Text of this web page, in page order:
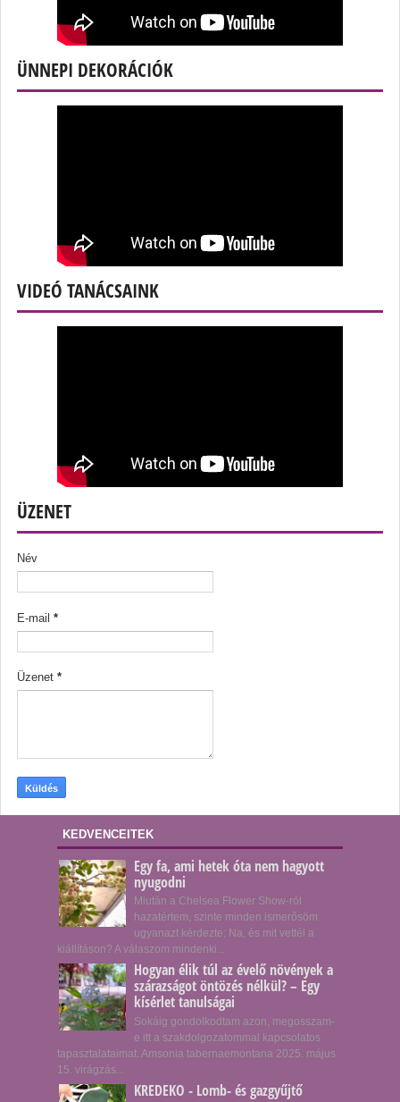
ÜNNEPI DEKORÁCIÓK
VIDEÓ TANÁCSAINK
ÜZENET
Név
E-mail *
Üzenet *
KEDVENCEITEK
Egy fa, ami hetek óta nem hagyott
nyugodni
Miután a Chelsea Flower Show-ról
hazatértem, szinte minden ismerősöm
ugyanazt kérdezte: Na, és mit vettél a
kiállításon? A válaszom mindenki...
Hogyan élik túl az évelő növények a
szárazságot öntözés nélkül? – Egy
kísérlet tanulságai
Sokáig gondolkodtam azon, megosszam-
e itt a szakdolgozatommal kapcsolatos
tapasztalataimat. Amsonia tabernaemontana 2025. május
15. virágzás...
KREDEKO - Lomb- és gazgyűjtő